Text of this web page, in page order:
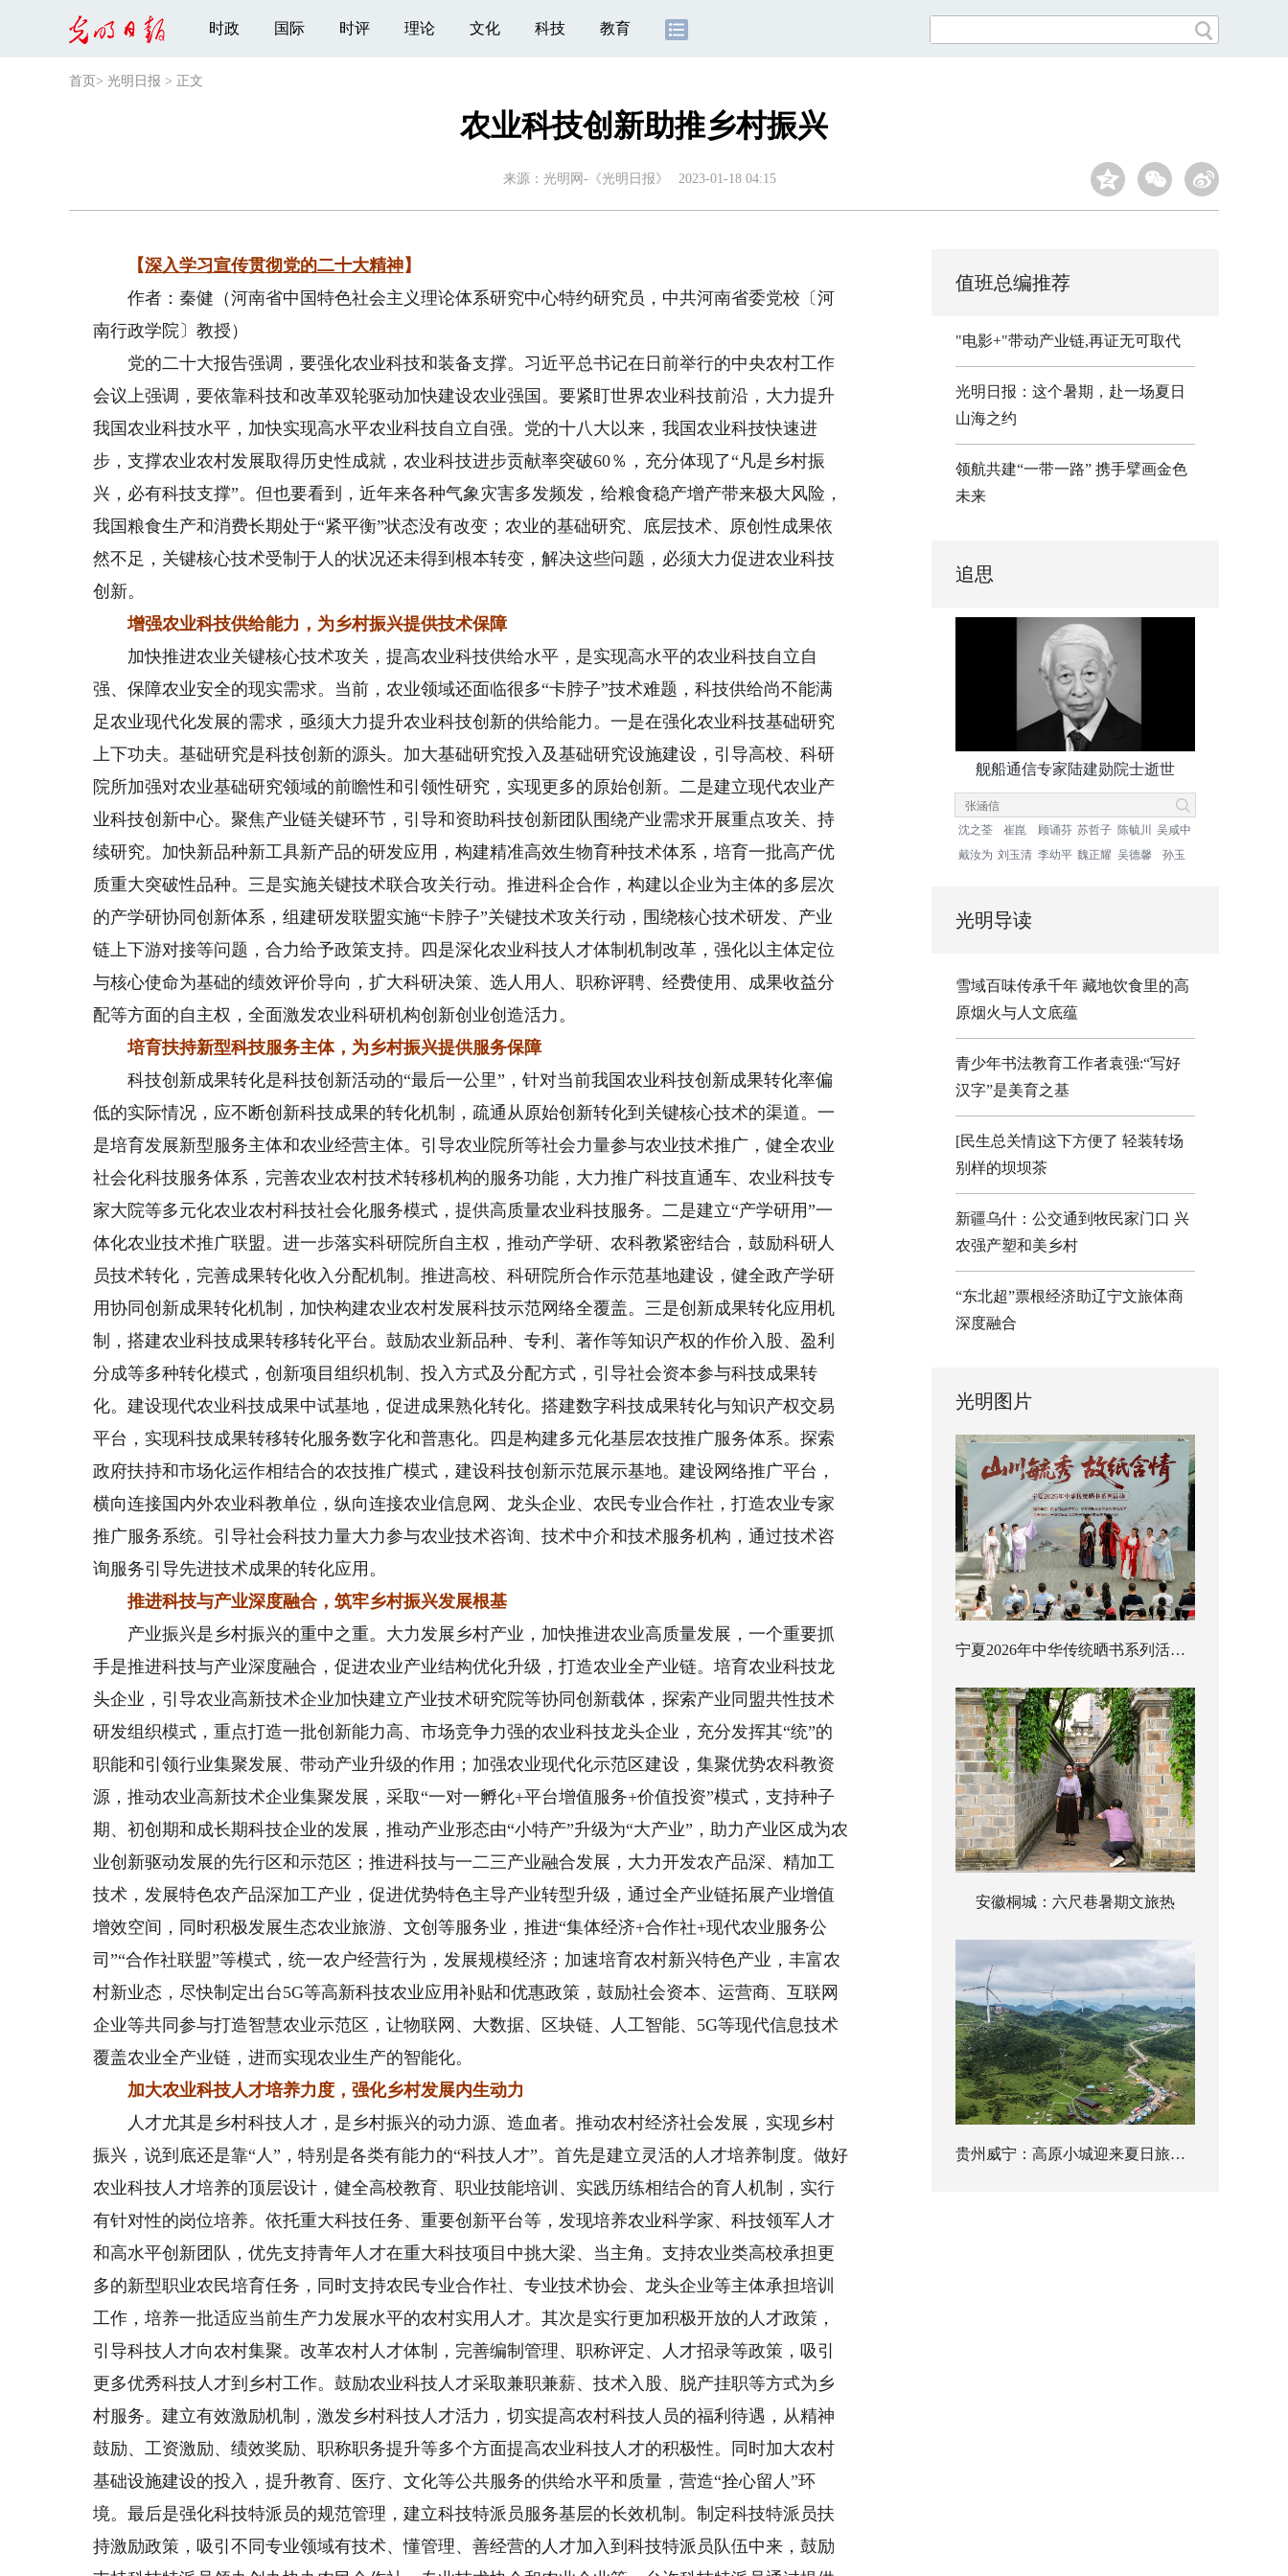
时政 国际 时评 理论 文化 科技 教育
首页 > 光明日报 > 正文
农业科技创新助推乡村振兴
来源： 光明网-《光明日报》 2023-01-18 04:15
【深入学习宣传贯彻党的二十大精神】
作者：秦健（河南省中国特色社会主义理论体系研究中心特约研究员，中共河南省委党校〔河
南行政学院〕教授）
党的二十大报告强调，要强化农业科技和装备支撑。习近平总书记在日前举行的中央农村工作
会议上强调，要依靠科技和改革双轮驱动加快建设农业强国。要紧盯世界农业科技前沿，大力提升
我国农业科技水平，加快实现高水平农业科技自立自强。党的十八大以来，我国农业科技快速进
步，支撑农业农村发展取得历史性成就，农业科技进步贡献率突破60％，充分体现了“凡是乡村振
兴，必有科技支撑”。但也要看到，近年来各种气象灾害多发频发，给粮食稳产增产带来极大风险，
我国粮食生产和消费长期处于“紧平衡”状态没有改变；农业的基础研究、底层技术、原创性成果依
然不足，关键核心技术受制于人的状况还未得到根本转变，解决这些问题，必须大力促进农业科技
创新。
增强农业科技供给能力，为乡村振兴提供技术保障
加快推进农业关键核心技术攻关，提高农业科技供给水平，是实现高水平的农业科技自立自
强、保障农业安全的现实需求。当前，农业领域还面临很多“卡脖子”技术难题，科技供给尚不能满
足农业现代化发展的需求，亟须大力提升农业科技创新的供给能力。一是在强化农业科技基础研究
上下功夫。基础研究是科技创新的源头。加大基础研究投入及基础研究设施建设，引导高校、科研
院所加强对农业基础研究领域的前瞻性和引领性研究，实现更多的原始创新。二是建立现代农业产
业科技创新中心。聚焦产业链关键环节，引导和资助科技创新团队围绕产业需求开展重点攻关、持
续研究。加快新品种新工具新产品的研发应用，构建精准高效生物育种技术体系，培育一批高产优
质重大突破性品种。三是实施关键技术联合攻关行动。推进科企合作，构建以企业为主体的多层次
的产学研协同创新体系，组建研发联盟实施“卡脖子”关键技术攻关行动，围绕核心技术研发、产业
链上下游对接等问题，合力给予政策支持。四是深化农业科技人才体制机制改革，强化以主体定位
与核心使命为基础的绩效评价导向，扩大科研决策、选人用人、职称评聘、经费使用、成果收益分
配等方面的自主权，全面激发农业科研机构创新创业创造活力。
培育扶持新型科技服务主体，为乡村振兴提供服务保障
科技创新成果转化是科技创新活动的“最后一公里”，针对当前我国农业科技创新成果转化率偏
低的实际情况，应不断创新科技成果的转化机制，疏通从原始创新转化到关键核心技术的渠道。一
是培育发展新型服务主体和农业经营主体。引导农业院所等社会力量参与农业技术推广，健全农业
社会化科技服务体系，完善农业农村技术转移机构的服务功能，大力推广科技直通车、农业科技专
家大院等多元化农业农村科技社会化服务模式，提供高质量农业科技服务。二是建立“产学研用”一
体化农业技术推广联盟。进一步落实科研院所自主权，推动产学研、农科教紧密结合，鼓励科研人
员技术转化，完善成果转化收入分配机制。推进高校、科研院所合作示范基地建设，健全政产学研
用协同创新成果转化机制，加快构建农业农村发展科技示范网络全覆盖。三是创新成果转化应用机
制，搭建农业科技成果转移转化平台。鼓励农业新品种、专利、著作等知识产权的作价入股、盈利
分成等多种转化模式，创新项目组织机制、投入方式及分配方式，引导社会资本参与科技成果转
化。建设现代农业科技成果中试基地，促进成果熟化转化。搭建数字科技成果转化与知识产权交易
平台，实现科技成果转移转化服务数字化和普惠化。四是构建多元化基层农技推广服务体系。探索
政府扶持和市场化运作相结合的农技推广模式，建设科技创新示范展示基地。建设网络推广平台，
横向连接国内外农业科教单位，纵向连接农业信息网、龙头企业、农民专业合作社，打造农业专家
推广服务系统。引导社会科技力量大力参与农业技术咨询、技术中介和技术服务机构，通过技术咨
询服务引导先进技术成果的转化应用。
推进科技与产业深度融合，筑牢乡村振兴发展根基
产业振兴是乡村振兴的重中之重。大力发展乡村产业，加快推进农业高质量发展，一个重要抓
手是推进科技与产业深度融合，促进农业产业结构优化升级，打造农业全产业链。培育农业科技龙
头企业，引导农业高新技术企业加快建立产业技术研究院等协同创新载体，探索产业同盟共性技术
研发组织模式，重点打造一批创新能力高、市场竞争力强的农业科技龙头企业，充分发挥其“统”的
职能和引领行业集聚发展、带动产业升级的作用；加强农业现代化示范区建设，集聚优势农科教资
源，推动农业高新技术企业集聚发展，采取“一对一孵化+平台增值服务+价值投资”模式，支持种子
期、初创期和成长期科技企业的发展，推动产业形态由“小特产”升级为“大产业”，助力产业区成为农
业创新驱动发展的先行区和示范区；推进科技与一二三产业融合发展，大力开发农产品深、精加工
技术，发展特色农产品深加工产业，促进优势特色主导产业转型升级，通过全产业链拓展产业增值
增效空间，同时积极发展生态农业旅游、文创等服务业，推进“集体经济+合作社+现代农业服务公
司”“合作社联盟”等模式，统一农户经营行为，发展规模经济；加速培育农村新兴特色产业，丰富农
村新业态，尽快制定出台5G等高新科技农业应用补贴和优惠政策，鼓励社会资本、运营商、互联网
企业等共同参与打造智慧农业示范区，让物联网、大数据、区块链、人工智能、5G等现代信息技术
覆盖农业全产业链，进而实现农业生产的智能化。
加大农业科技人才培养力度，强化乡村发展内生动力
人才尤其是乡村科技人才，是乡村振兴的动力源、造血者。推动农村经济社会发展，实现乡村
振兴，说到底还是靠“人”，特别是各类有能力的“科技人才”。首先是建立灵活的人才培养制度。做好
农业科技人才培养的顶层设计，健全高校教育、职业技能培训、实践历练相结合的育人机制，实行
有针对性的岗位培养。依托重大科技任务、重要创新平台等，发现培养农业科学家、科技领军人才
和高水平创新团队，优先支持青年人才在重大科技项目中挑大梁、当主角。支持农业类高校承担更
多的新型职业农民培育任务，同时支持农民专业合作社、专业技术协会、龙头企业等主体承担培训
工作，培养一批适应当前生产力发展水平的农村实用人才。其次是实行更加积极开放的人才政策，
引导科技人才向农村集聚。改革农村人才体制，完善编制管理、职称评定、人才招录等政策，吸引
更多优秀科技人才到乡村工作。鼓励农业科技人才采取兼职兼薪、技术入股、脱产挂职等方式为乡
村服务。建立有效激励机制，激发乡村科技人才活力，切实提高农村科技人员的福利待遇，从精神
鼓励、工资激励、绩效奖励、职称职务提升等多个方面提高农业科技人才的积极性。同时加大农村
基础设施建设的投入，提升教育、医疗、文化等公共服务的供给水平和质量，营造“拴心留人”环
境。最后是强化科技特派员的规范管理，建立科技特派员服务基层的长效机制。制定科技特派员扶
持激励政策，吸引不同专业领域有技术、懂管理、善经营的人才加入到科技特派员队伍中来，鼓励
值班总编推荐
"电影+"带动产业链,再证无可取代
光明日报：这个暑期，赴一场夏日
山海之约
领航共建“一带一路” 携手擘画金色
未来
追思
舰船通信专家陆建勋院士逝世
沈之荃 崔崑 顾诵芬 苏哲子 陈毓川
吴咸中
戴汝为 刘玉清 李幼平 魏正耀 吴德馨 孙玉
光明导读
雪域百味传承千年 藏地饮食里的高
原烟火与人文底蕴
青少年书法教育工作者袁强:“写好
汉字”是美育之基
[民生总关情]这下方便了 轻装转场
别样的坝坝茶
新疆乌什：公交通到牧民家门口 兴
农强产塑和美乡村
“东北超”票根经济助辽宁文旅体商
深度融合
光明图片
宁夏2026年中华传统晒书系列活动启幕
安徽桐城：六尺巷暑期文旅热
贵州威宁：高原小城迎来夏日旅游高峰